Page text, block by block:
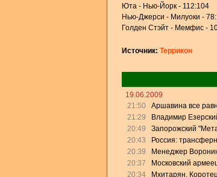
Юта - Нью-Йорк - 112:104
Нью-Джерси - Милуоки -
Голден Стэйт - Мемфис -
Источник: Террикон
19.06.2009
21:50
Аршавина все
21:29
Владимир
20:49
Запорожский
20:43
Россия:
20:39
Менеджер
20:37
Московский
20:34
Мхитарян,